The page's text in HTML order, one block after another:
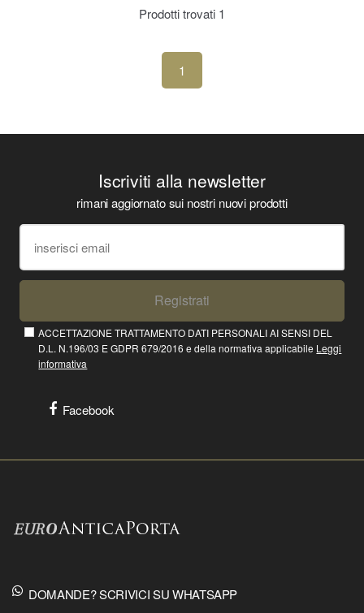
Prodotti trovati 1
1
Iscriviti alla newsletter
rimani aggiornato sui nostri nuovi prodotti
Registrati
ACCETTAZIONE TRATTAMENTO DATI PERSONALI AI SENSI DEL
D.L. N.196/03 E GDPR 679/2016 e della normativa applicabile Leggi
informativa
Facebook
DOMANDE? SCRIVICI SU WHATSAPP